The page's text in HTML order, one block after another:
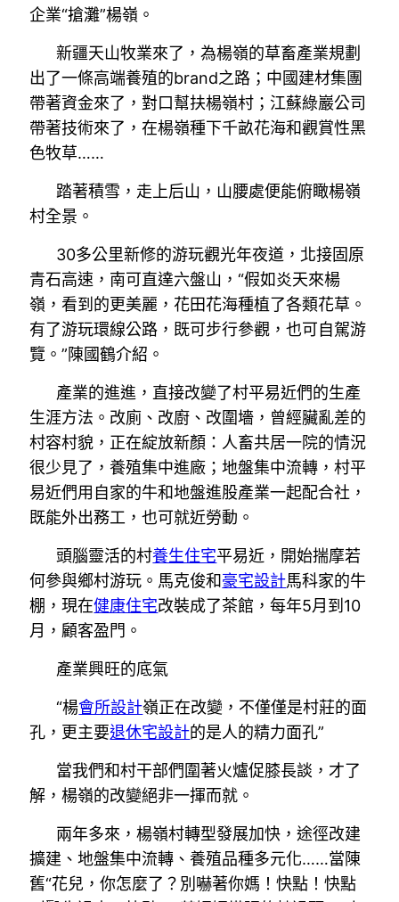
企業“搶灘”楊嶺。
新疆天山牧業來了，為楊嶺的草畜產業規劃
出了一條高端養殖的brand之路；中國建材集團
帶著資金來了，對口幫扶楊嶺村；江蘇綠巖公司
帶著技術來了，在楊嶺種下千畝花海和觀賞性黑
色牧草……
踏著積雪，走上后山，山腰處便能俯瞰楊嶺
村全景。
30多公里新修的游玩觀光年夜道，北接固原
青石高速，南可直達六盤山，“假如炎天來楊
嶺，看到的更美麗，花田花海種植了各類花草。
有了游玩環線公路，既可步行參觀，也可自駕游
覽。”陳國鶴介紹。
產業的進進，直接改變了村平易近們的生產
生涯方法。改廁、改廚、改圍墻，曾經臟亂差的
村容村貌，正在綻放新顏：人畜共居一院的情況
很少見了，養殖集中進廠；地盤集中流轉，村平
易近們用自家的牛和地盤進股產業一起配合社，
既能外出務工，也可就近勞動。
頭腦靈活的村養生住宅平易近，開始揣摩若
何參與鄉村游玩。馬克俊和豪宅設計馬科家的牛
棚，現在健康住宅改裝成了茶館，每年5月到10
月，顧客盈門。
產業興旺的底氣
“楊會所設計嶺正在改變，不僅僅是村莊的面
孔，更主要退休宅設計的是人的精力面孔”
當我們和村干部們圍著火爐促膝長談，才了
解，楊嶺的改變絕非一揮而就。
兩年多來，楊嶺村轉型發展加快，途徑改建
擴建、地盤集中流轉、養殖品種多元化……當陳
舊“花兒，你怎麼了？別嚇著你媽！快點！快點